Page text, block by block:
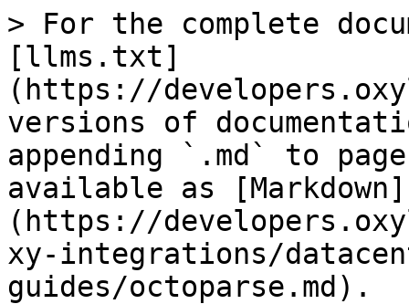
> For the complete
[llms.txt]
(https://
versions of
appending `.md` to
available as [Markdown]
(https://
xy-integrations/
guides/octoparse.md).